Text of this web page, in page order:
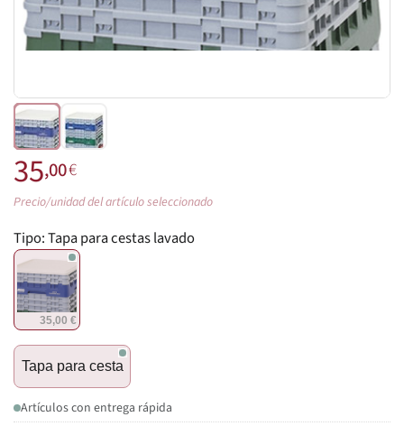
35,00€
Precio/unidad del artículo seleccionado
Tipo:Tapa para cestas lavado
35,00 €
Tapa para cesta
Artículos con entrega rápida